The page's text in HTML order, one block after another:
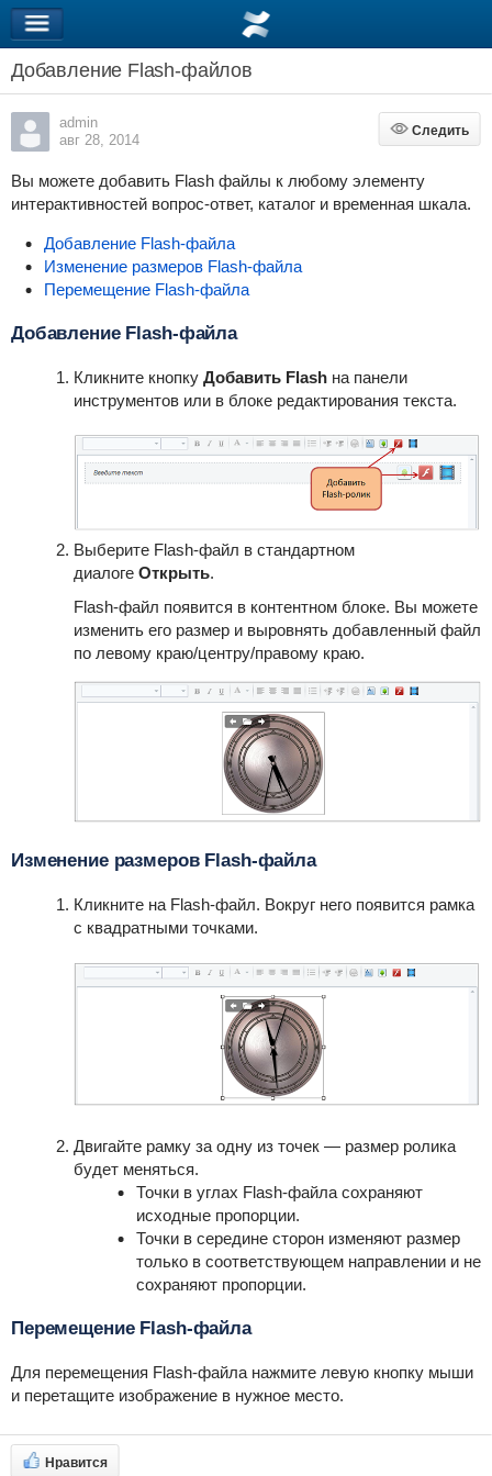
Добавление Flash-файлов
admin
авг 28, 2014
Следить
Следить
Вы можете добавить Flash файлы к любому элементу
интерактивностей вопрос-ответ, каталог и временная шкала.
Добавление Flash-файла
Изменение размеров Flash-файла
Перемещение Flash-файла
Добавление Flash-файла
Кликните кнопку Добавить Flashна панели
инструментов или в блоке редактирования текста.
Выберите Flash-файл в стандартном
диалоге Открыть.
Flash-файл появится в контентном блоке. Вы можете
изменить его размер и выровнять добавленный файл
по левому краю/центру/правому краю.
Изменение размеров Flash-файла
Кликните на Flash-файл. Вокруг него появится рамка
с квадратными точками.
Двигайте рамку за одну из точек — размер ролика
будет меняться.
Точки в углах Flash-файла сохраняют
исходные пропорции.
Точки в середине сторон изменяют размер
только в соответствующем направлении и не
сохраняют пропорции.
Перемещение Flash-файла
Для перемещения Flash-файла нажмите левую кнопку мыши
и перетащите изображение в нужное место.
Нравится